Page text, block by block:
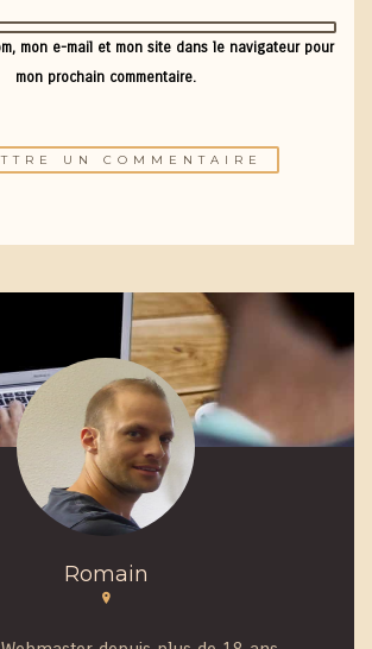
mon e-mail et mon site dans le navigateur pour
mon prochain commentaire.
Romain